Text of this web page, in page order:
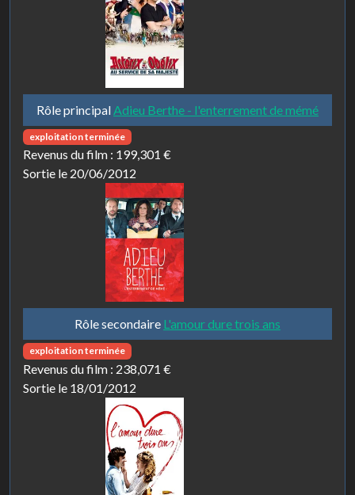
Rôle principalAdieu Berthe - l'enterrement de mémé
exploitation terminée
Revenus du film : 199,301 €
Sortie le 20/06/2012
Rôle secondaire L'amour dure trois ans
exploitation terminée
Revenus du film : 238,071 €
Sortie le 18/01/2012